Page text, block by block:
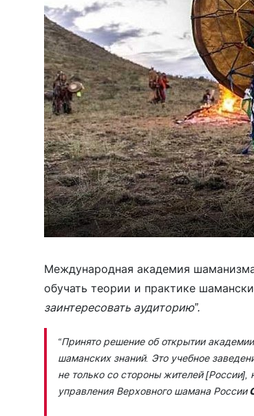
Международная академия
обучать теории и практике
заинтересовать аудиторию”.
“Принято решение об открытии
шаманских знаний. Это учебное
не только со стороны жителей [России],
управления Верховного шамана России